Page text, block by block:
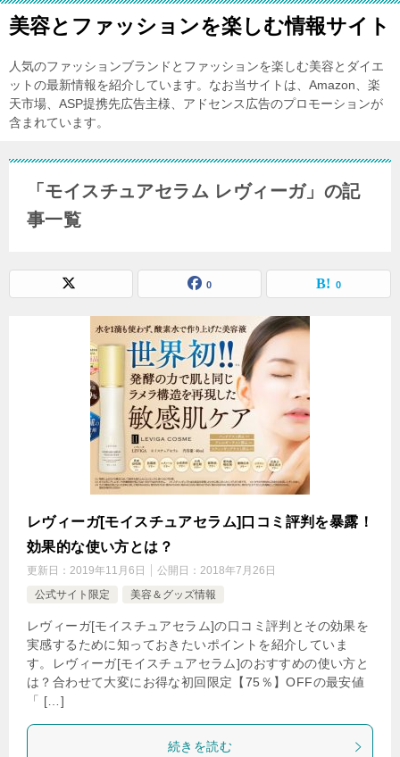
美容とファッションを楽しむ情報サイト
人気のファッションブランドとファッションを楽しむ美容とダイエ
ットの最新情報を紹介しています。なお当サイトは、Amazon、楽
天市場、ASP提携先広告主様、アドセンス広告のプロモーションが
含まれています。
「モイスチュアセラム レヴィーガ」の記
事一覧
0 0
レヴィーガ[モイスチュアセラム]口コミ評判を暴露！
効果的な使い方とは？
更新日： 2019年11月6日 公開日： 2018年7月26日
公式サイト限定
美容＆グッズ情報
レヴィーガ[モイスチュアセラム]の口コミ評判とその効果を
実感するために知っておきたいポイントを紹介していま
す。レヴィーガ[モイスチュアセラム]のおすすめの使い方と
は？合わせて大変にお得な初回限定【75％】OFFの最安値
「 […]
続きを読む